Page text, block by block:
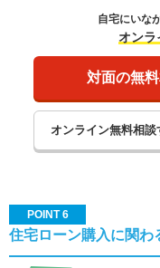
自宅にいな
オンラ
対面の無
オンライン無料相談
POINT 6
住宅ローン購入に関わ